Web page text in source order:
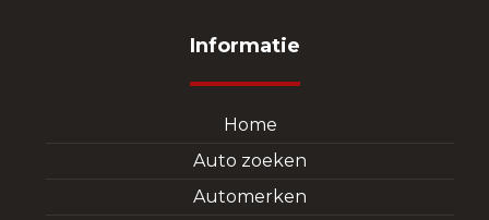
Informatie
Home
Auto zoeken
Automerken